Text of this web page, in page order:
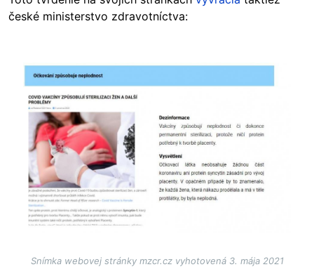
české ministerstvo zdravotníctva:
Image
Snímka webovej stránky mzcr.cz vyhotovená 3. mája 2021